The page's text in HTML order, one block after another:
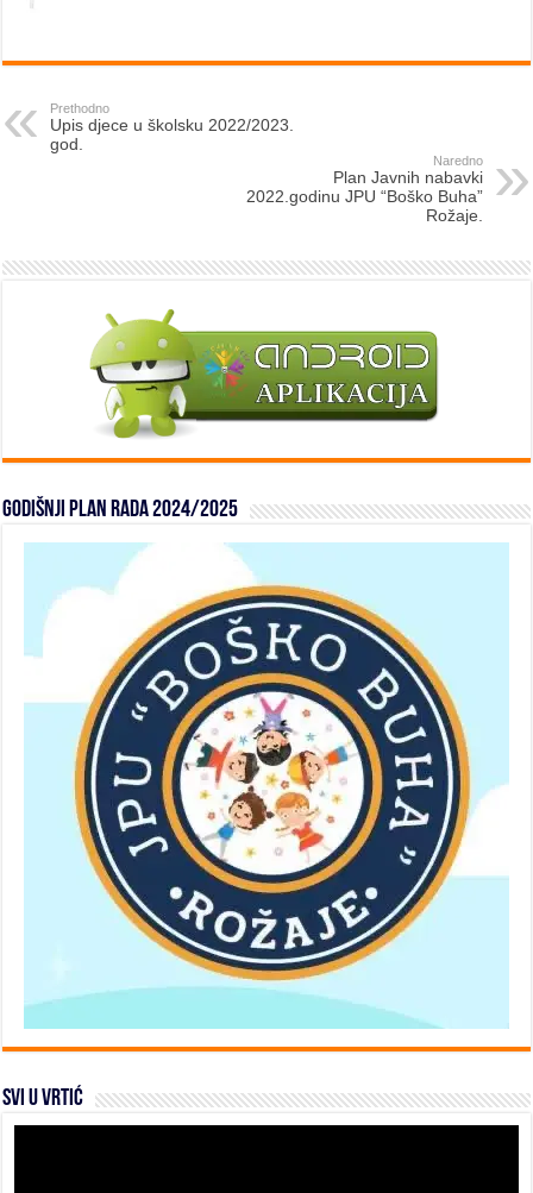
Prethodno
Upis djece u školsku 2022/2023.
god.
Naredno
Plan Javnih nabavki
2022.godinu JPU “Boško Buha”
Rožaje.
Godišnji plan rada 2024/2025
SVI U VRTIĆ